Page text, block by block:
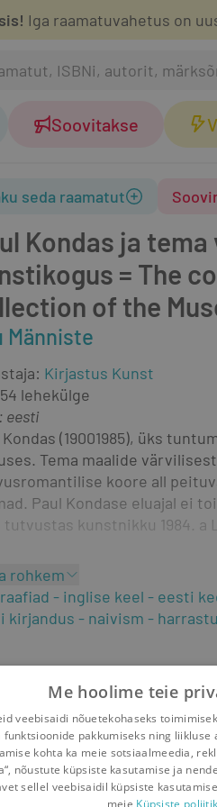
Iga raamatuvahetus on
Soovitakse
Kondas ja
= The
of the
Männiste
seda raamatut
: Kirjastus Kunst
54 lehekülge
eesti
Kondas (19001985), üks
Tema maalide
koore all
Paul Kondase eluajal ei
tutvustas kunstnikku 1984. a
rohkem
inglise keel eesti
kirjandus
naivism
Me hoolime teie
veebisaidi nõuetekohaseks
pakkumiseks ning liikluse
kohta ka meie sotsiaalmeedia,
nõustute küpsiste kasutamise ja
sellel veebisaidil küpsiste
meie Küpsiste